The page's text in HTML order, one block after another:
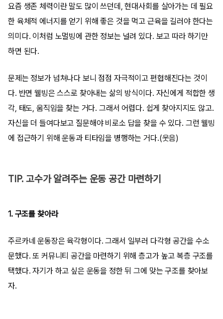
요즘 생존 체력이란 말도 많이 쓰던데, 현대사회를 살아가는 데 필요
한 육체적 에너지를 얻기 위해 좋은 것을 먹고 근육을 길러야 한다는
의미다. 이처럼 노멀빙에 관한 정보는 널려 있다. 보고 따라 하기만
하면 된다.
문제는 정보가 넘쳐나다 보니 점점 자극적이고 편협해진다는 것이
다. 반면 웰빙은 스스로 찾아내는 삶의 방식이다. 자신에게 적합한 생
각, 태도, 움직임을 찾는 거다. 그래서 어렵다. 쉽게 찾아지지도 않고.
자신을 더 들여다보고 질문해야 비로소 답을 찾을 수 있다. 그런 웰빙
에 접근하기 위해 운동과 티타임을 병행하는 거다.(웃음)
TIP. 고수가 알려주는 운동 공간 마련하기
1. 구조를 찾아라
주르카네 운동장은 육각형이다. 그래서 일부러 다각형 공간을 수소
문했다. 또 커뮤니티 공간을 마련하기 위해 층고가 높고 복층 구조를
택했다. 자기가 하고 싶은 운동을 정한 뒤 그에 맞는 구조를 찾아보
자.